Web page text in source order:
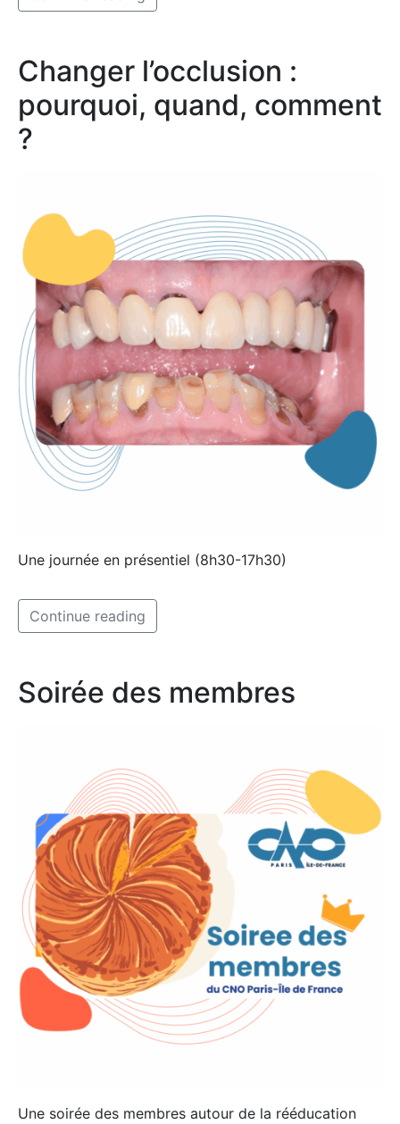
Changer l’occlusion :
pourquoi, quand, comment
?
Une journée en présentiel (8h30-17h30)
Continue reading
Soirée des membres
Une soirée des membres autour de la rééducation